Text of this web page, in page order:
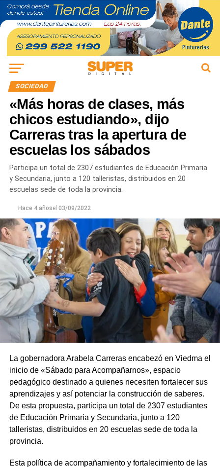
SOCIEDAD
«Más horas de clases, más
chicos estudiando», dijo
Carreras tras la apertura de
escuelas los sábados
Participa un total de 2307 estudiantes de Educación Primaria
y Secundaria, junto a 120 talleristas, distribuidos en 20
escuelas sede de toda la provincia.
Hace 4 añosel 03/09/2022
La gobernadora Arabela Carreras encabezó en Viedma el
inicio de «Sábado para Acompañarnos», espacio
pedagógico destinado a quienes necesiten fortalecer sus
aprendizajes y así potenciar la construcción de saberes.
De esta propuesta, participa un total de 2307 estudiantes
de Educación Primaria y Secundaria, junto a 120
talleristas, distribuidos en 20 escuelas sede de toda la
provincia.
Esta política de acompañamiento y fortalecimiento de las